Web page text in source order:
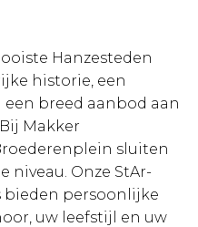
Hanzesteden
historie, een
breed aanbod aan
Makker
sluiten
niveau. Onze StAr-
bieden persoonlijke
uw leefstijl en uw